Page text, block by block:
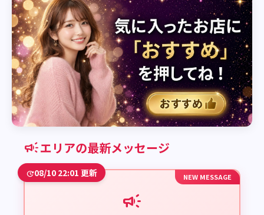
campaignエリアの最新メッセージ
update08/10 22:01 更新 NEW MESSAGE
campaign